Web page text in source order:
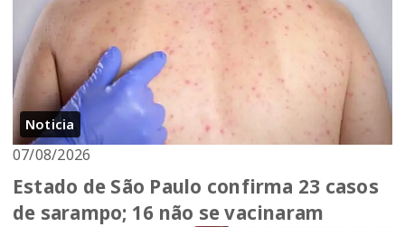
Noticia
07/08/2026
Estado de São Paulo confirma 23 casos
de sarampo; 16 não se vacinaram